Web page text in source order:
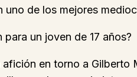
de los mejores
un joven de 17 años?
en torno a